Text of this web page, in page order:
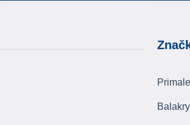
Balakryl